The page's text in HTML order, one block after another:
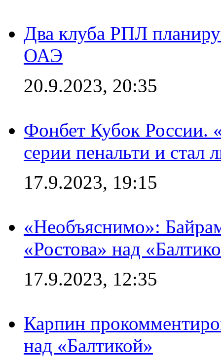
Два клуба РПЛ
ОАЭ
20.9.2023, 20:35
Фонбет Кубок России.
серии пенальти и стал
17.9.2023, 19:15
«Необъяснимо»:
«Ростова» над
17.9.2023, 12:35
Карпин
над «Балтикой»